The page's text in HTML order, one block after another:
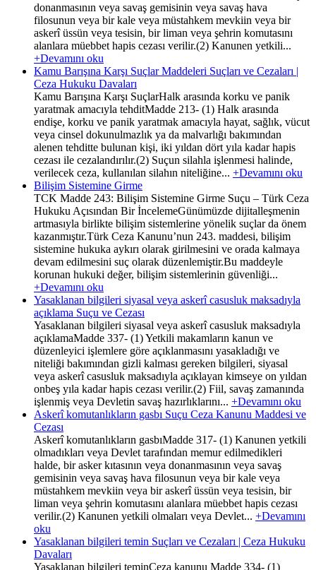
donanmasının veya savaş gemisinin veya savaş hava
filosunun veya bir kale veya müstahkem mevkiin veya bir
askerî üssün veya tesisin, bir liman veya şehrin komutasını
alanlara müebbet hapis cezası verilir.(2) Kanunen yetkili...
+Devamını oku
Kamu Barışına Karşı Suçlar Maddeleri Suçları ve Cezaları |
Ceza Hukuku Davaları
Kamu Barışına Karşı SuçlarHalk arasında korku ve panik
yaratmak amacıyla tehditMadde 213- (1) Halk arasında
endişe, korku ve panik yaratmak amacıyla hayat, sağlık, vücut
veya cinsel dokunulmazlık ya da malvarlığı bakımından
alenen tehditte bulunan kişi, iki yıldan dört yıla kadar hapis
cezası ile cezalandırılır.(2) Suçun silahla işlenmesi halinde,
verilecek ceza, kullanılan silahın niteliğine... +Devamını oku
Bilişim Sistemine Girme
TCK Madde 243: Bilişim Sistemine Girme Suçu – Türk Ceza
Hukuku Açısından Bir İncelemeGünümüzde dijitalleşmenin
artmasıyla birlikte bilişim sistemlerine yönelik suçlar da önem
kazanmıştır.Türk Ceza Kanunu’nun 243. maddesi, bilişim
sistemine hukuka aykırı olarak girilmesini ve orada kalmaya
devam edilmesini suç olarak düzenlemiştir.Bu maddeyle
korunan hukuki değer, bilişim sistemlerinin güvenliği...
+Devamını oku
Yasaklanan bilgileri siyasal veya askerî casusluk maksadıyla
açıklama Suçu ve Cezası
Yasaklanan bilgileri siyasal veya askerî casusluk maksadıyla
açıklamaMadde 337- (1) Yetkili makamların kanun ve
düzenleyici işlemlere göre açıklanmasını yasakladığı ve
niteliği bakımından gizli kalması gereken bilgileri, siyasal
veya askerî casusluk maksadıyla açıklayan kimseye on yıldan
onbeş yıla kadar hapis cezası verilir.(2) Fiil, savaş zamanında
işlenmiş veya Devletin savaş hazırlıklarını... +Devamını oku
Askerî komutanlıkların gasbı Suçu Ceza Kanunu Maddesi ve
Cezası
Askerî komutanlıkların gasbıMadde 317- (1) Kanunen yetkili
olmadıkları veya Devlet tarafından memur edilmedikleri
halde, bir asker kıtasının veya donanmasının veya savaş
gemisinin veya savaş hava filosunun veya bir kale veya
müstahkem mevkiin veya bir askerî üssün veya tesisin, bir
liman veya şehrin komutasını alanlara müebbet hapis cezası
verilir.(2) Kanunen yetkili olmaları veya Devlet... +Devamını
oku
Yasaklanan bilgileri temin Suçları ve Cezaları | Ceza Hukuku
Davaları
Yasaklanan bilgileri teminCeza kanunu Madde 334- (1)